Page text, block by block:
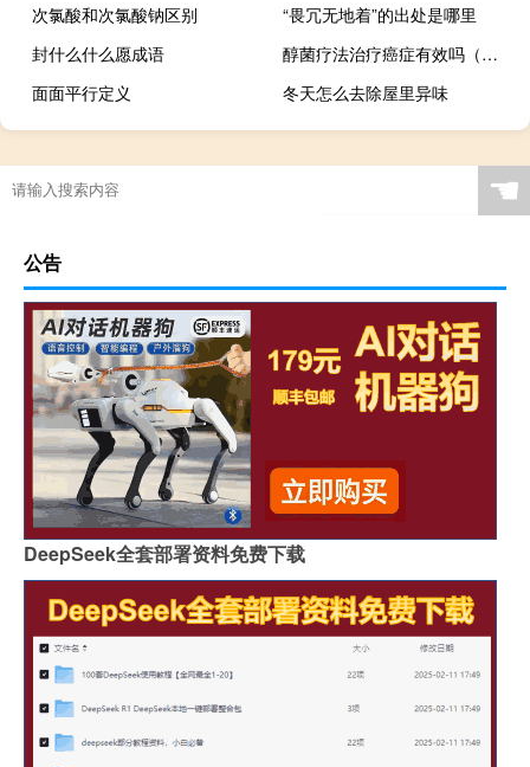
次氯酸和次氯酸钠区别
“畏冗无地着”的出处是哪里
封什么什么愿成语
醇菌疗法治疗癌症有效吗（醇）
面面平行定义
冬天怎么去除屋里异味
☚
公告
DeepSeek全套部署资料免费下载